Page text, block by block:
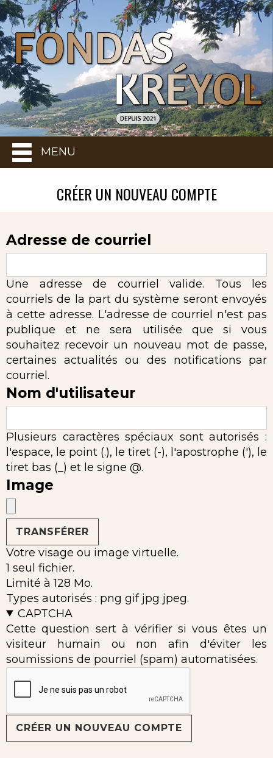
MENU
CRÉER UN NOUVEAU COMPTE
Adresse de courriel
Une adresse de courriel valide. Tous les
courriels de la part du système seront envoyés
à cette adresse. L'adresse de courriel n'est pas
publique et ne sera utilisée que si vous
souhaitez recevoir un nouveau mot de passe,
certaines actualités ou des notifications par
courriel.
Nom d'utilisateur
Plusieurs caractères spéciaux sont autorisés :
l'espace, le point (.), le tiret (-), l'apostrophe ('), le
tiret bas (_) et le signe @.
Image
Votre visage ou image virtuelle.
1 seul fichier.
Limité à 128 Mo.
Types autorisés : png gif jpg jpeg.
CAPTCHA
Cette question sert à vérifier si vous êtes un
visiteur humain ou non afin d'éviter les
soumissions de pourriel (spam) automatisées.